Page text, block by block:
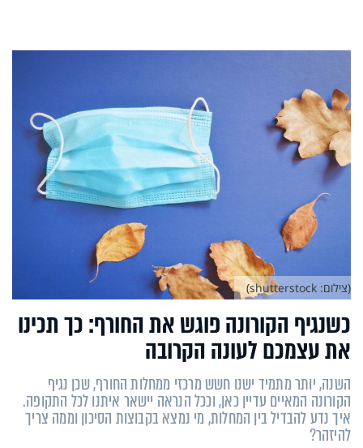
כשנגיף הקורונה פוגש את החורף: כך תכינו
את עצמכם לעונה הקרובה
השנה, יותר מתמיד ישנו חשש מרכזי ממחלות החורף, שכן נגיף
הקורונה המאיים עדיין כאן, וככל הנראה יישאר איתנו לכל התקופה.
איך נדע להבדיל בין המחלות, מי נמצא בקבוצות הסיכון וממה צריך
להיזהר?
(צילום: shutterstock)